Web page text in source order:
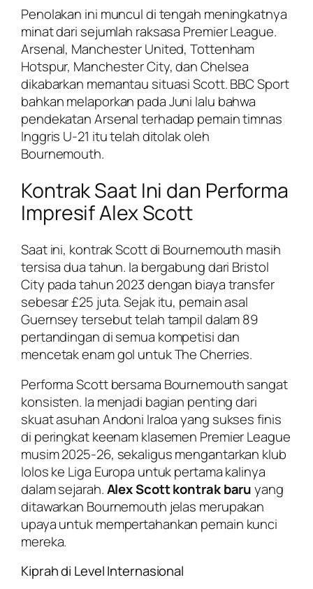
Penolakan ini muncul di tengah meningkatnya
minat dari sejumlah raksasa Premier League.
Arsenal, Manchester United, Tottenham
Hotspur, Manchester City, dan Chelsea
dikabarkan memantau situasi Scott. BBC Sport
bahkan melaporkan pada Juni lalu bahwa
pendekatan Arsenal terhadap pemain timnas
Inggris U-21 itu telah ditolak oleh
Bournemouth.
Kontrak Saat Ini dan Performa
Impresif Alex Scott
Saat ini, kontrak Scott di Bournemouth masih
tersisa dua tahun. Ia bergabung dari Bristol
City pada tahun 2023 dengan biaya transfer
sebesar £25 juta. Sejak itu, pemain asal
Guernsey tersebut telah tampil dalam 89
pertandingan di semua kompetisi dan
mencetak enam gol untuk The Cherries.
Performa Scott bersama Bournemouth sangat
konsisten. Ia menjadi bagian penting dari
skuat asuhan Andoni Iraloa yang sukses finis
di peringkat keenam klasemen Premier League
musim 2025-26, sekaligus mengantarkan klub
lolos ke Liga Europa untuk pertama kalinya
dalam sejarah.Alex Scott kontrak baruyang
ditawarkan Bournemouth jelas merupakan
upaya untuk mempertahankan pemain kunci
mereka.
Kiprah di Level Internasional